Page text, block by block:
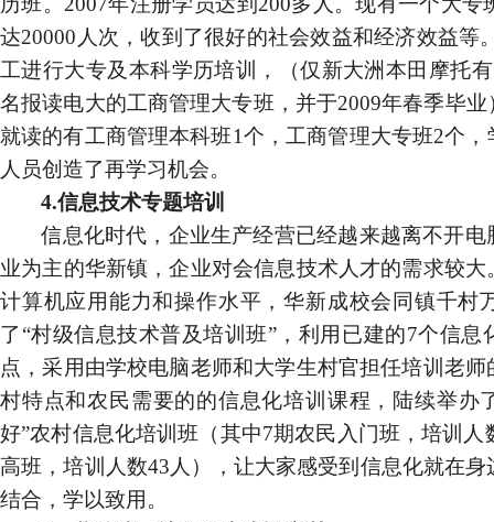
达20000 人次，收到了很好的社会效益和经济效益等
工进行大专及本科学历培训，（仅新大洲本田摩托
名报读电大的工商管理大专班，并于2009年春季毕业
就读的有工商管理本科班1个，工商管理大专班2个，
人员创造了再学习机会。
4.信息技术专题培训
信息化时代，企业生产经营已经越来越离不开
业为主的华新镇，企业对会信息技术人才的需求较
计算机应用能力和操作水平，华新成校会同镇千村
了“村级信息技术普及培训班”，利用已建的7个信息
点，采用由学校电脑老师和大学生村官担任培训老
村特点和农民需要的的信息化培训课程，陆续举办
好”农村信息化培训班（其中7期农民入门班，培训人
高班，培训人数43 人），让大家感受到信息化就在
结合，学以致用。